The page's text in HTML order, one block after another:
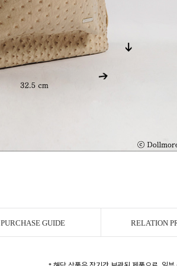
PURCHASE GUIDE RELATION